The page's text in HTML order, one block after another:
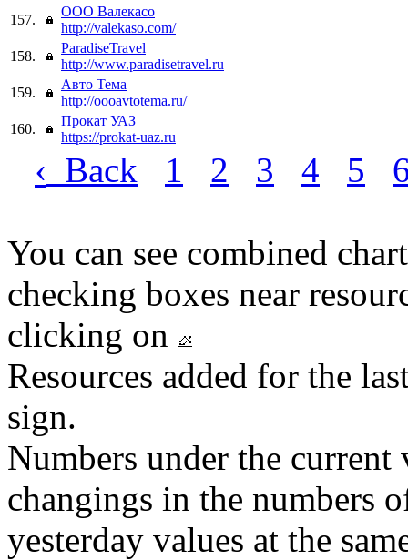
157.
ООО Валекасо
http://valekaso.com/
158.
ParadiseTravel
http://www.paradisetravel.ru
159.
Авто Тема
http://oooavtotema.ru/
160.
Прокат УАЗ
https://prokat-uaz.ru
‹ Back 1 2 3 4 5
You can see combined
checking boxes near
clicking on
Resources added for the
sign.
Numbers under the
changings in the numbers
yesterday values at the